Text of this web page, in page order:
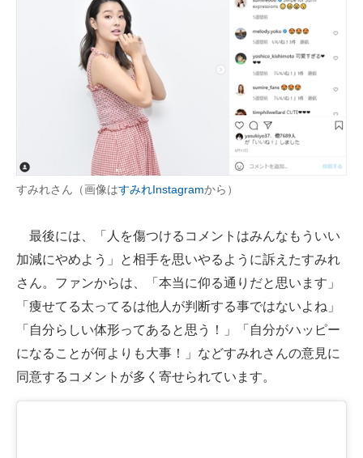
すみれさん（画像はすみれInstagramから）
最後には、「人を傷つけるコメントはみんなもういい
加減にやめよう」と相手を思いやるように訴えたすみれ
さん。ファンからは、「本当に仰る通りだと思います」
「痩せてる太ってるは他人が判断する事ではないよね」
「自分らしい体形ってあると思う！」「自分がハッピー
になることが何よりも大事！」などすみれさんの意見に
同意するコメントが多く寄せられています。